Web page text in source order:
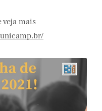
veja mais